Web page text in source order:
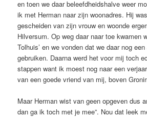
en toen we daar beleefdheidshalve weer
ik met Herman naar zijn woonadres. Hij
gescheiden van zijn vrouw en woonde
Hilversum. Op weg daar naar toe kwamen
Tolhuis’ en we vonden dat we daar nog
gebruiken. Daarna werd het voor mij toch
stappen want ik moest nog naar een
van een goede vriend van mij, boven
Maar Herman wist van geen opgeven dus
dan ga ik toch met je mee”. Nou dat leek